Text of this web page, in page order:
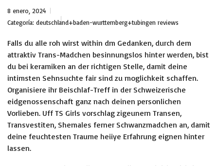
8 enero, 2024
Categoría: deutschland+baden-wurttemberg+tubingen reviews
Falls du alle roh wirst within dm Gedanken, durch dem
attraktiv Trans-Madchen besinnungslos hinter werden, bist
du bei keramiken an der richtigen Stelle, damit deine
intimsten Sehnsuchte fair sind zu moglichkeit schaffen.
Organisiere ihr Beischlaf-Treff in der Schweizerische
eidgenossenschaft ganz nach deinen personlichen
Vorlieben. Uff TS Girls vorschlag zigeunern Transen,
Transvestiten, Shemales ferner Schwanzmadchen an, damit
deine feuchtesten Traume heiiye Erfahrung eignen hinter
lassen.